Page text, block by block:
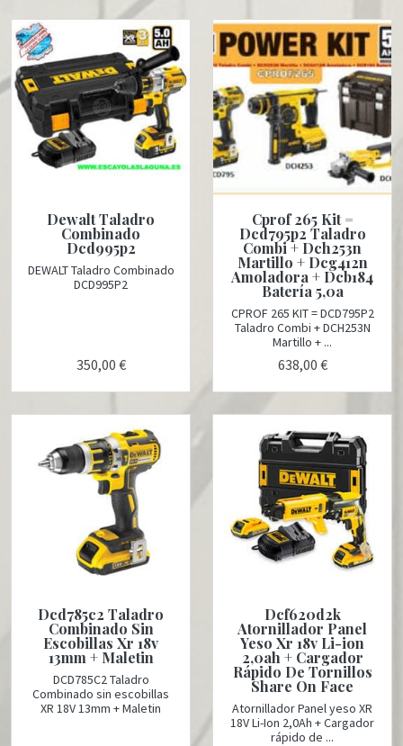
Dewalt Taladro
Combinado
Dcd995p2
DEWALT Taladro Combinado
DCD995P2
350,00 €
Cprof 265 Kit =
Dcd795p2 Taladro
Combi + Dch253n
Martillo + Dcg412n
Amoladora + Dcb184
Batería 5,0a
CPROF 265 KIT = DCD795P2
Taladro Combi + DCH253N
Martillo + ...
638,00 €
Dcd785c2 Taladro
Combinado Sin
Escobillas Xr 18v
13mm + Maletin
DCD785C2 Taladro
Combinado sin escobillas
XR 18V 13mm + Maletin
Dcf620d2k
Atornillador Panel
Yeso Xr 18v Li-ion
2,0ah + Cargador
Rápido De Tornillos
Share On Face
Atornillador Panel yeso XR
18V Li-Ion 2,0Ah + Cargador
rápido de ...